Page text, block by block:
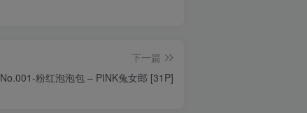
下一篇
No.001-粉红泡泡包 – PINK兔女郎 [31P]